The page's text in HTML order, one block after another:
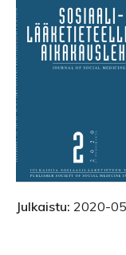
Julkaistu: 2020-